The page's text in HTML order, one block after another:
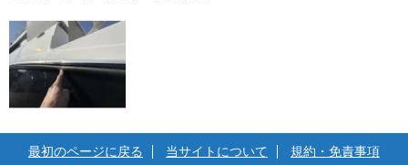
最初のページに戻る 当サイトについて 規約・免責事項